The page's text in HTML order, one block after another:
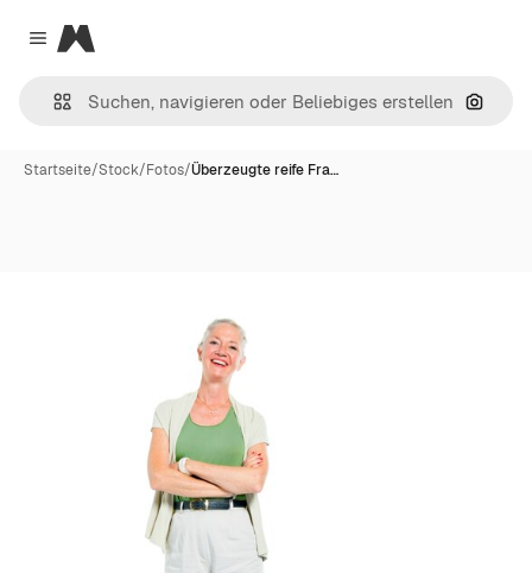
Close menu
Magnific
Nach
Startseite/Stock/Fotos/Überzeugte reife Fra…